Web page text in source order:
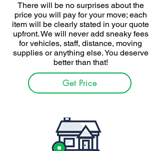
There will be no surprises about the
price you will pay for your move; each
item will be clearly stated in your quote
upfront. We will never add sneaky fees
for vehicles, staff, distance, moving
supplies or anything else. You deserve
better than that!
Get Price